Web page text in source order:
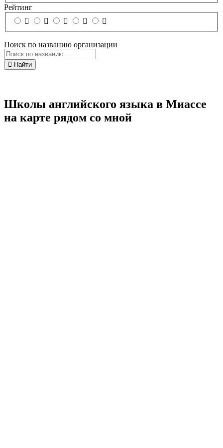
Рейтинг
Поиск по названию организации
Найти
Школы английского языка в Миассе
на карте рядом со мной